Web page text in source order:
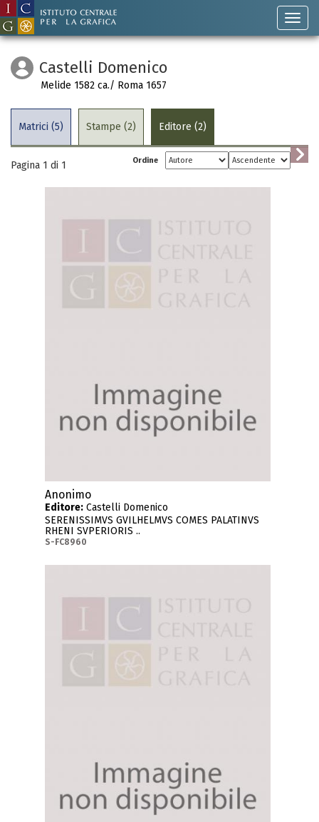
Castelli Domenico
Melide 1582 ca./ Roma 1657
Matrici (5) Stampe (2) Editore (2)
Pagina 1 di 1 Ordine
Anonimo
Editore: Castelli Domenico
SERENISSIMVS GVILHELMVS COMES PALATINVS
RHENI SVPERIORIS ..
S-FC8960